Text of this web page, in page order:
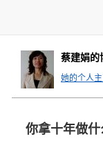
蔡建娟的
她的个人
你拿十年做什